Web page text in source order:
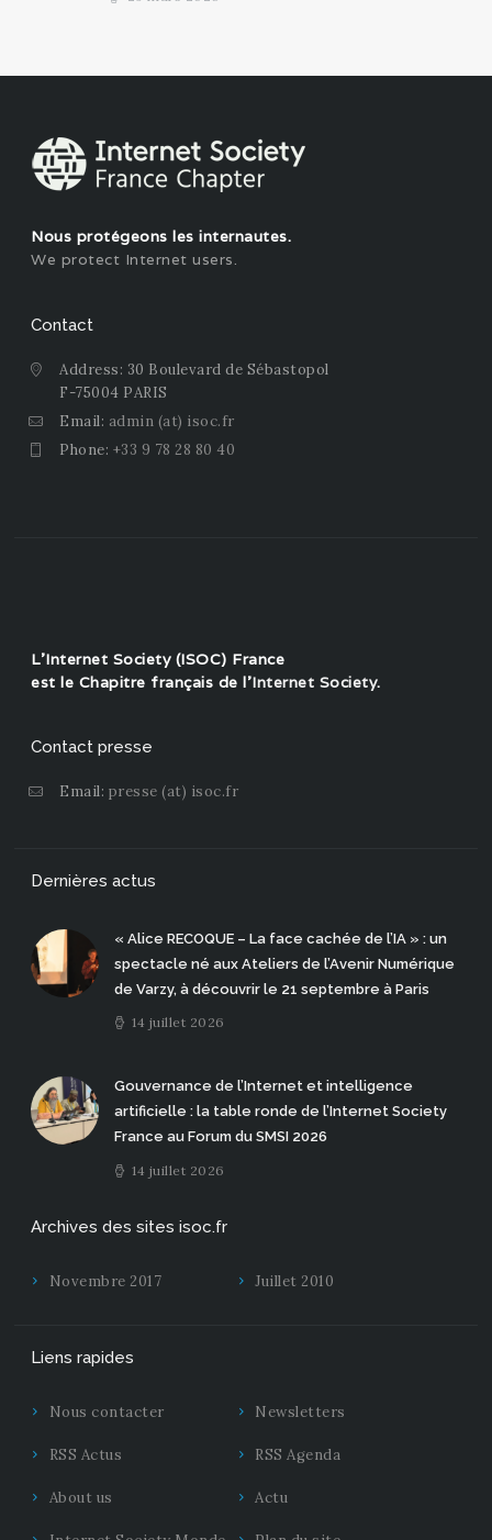
Nous protégeons les internautes.
We protect Internet users.
Contact
Address: 30 Boulevard de Sébastopol
F-75004 PARIS
Email: admin (at) isoc.fr
Phone: +33 9 78 28 80 40
L'Internet Society (ISOC) France
est le Chapitre français de l'Internet Society.
Contact presse
Email: presse (at) isoc.fr
Dernières actus
« Alice RECOQUE – La face cachée de l’IA » : un
spectacle né aux Ateliers de l’Avenir Numérique
de Varzy, à découvrir le 21 septembre à Paris
14 juillet 2026
Gouvernance de l’Internet et intelligence
artificielle : la table ronde de l’Internet Society
France au Forum du SMSI 2026
14 juillet 2026
Archives des sites isoc.fr
Novembre 2017 Juillet 2010
Liens rapides
Nous contacter Newsletters
RSS Actus RSS Agenda
About us Actu